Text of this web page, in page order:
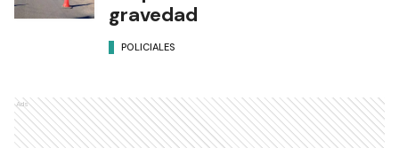
gravedad
POLICIALES
Ads